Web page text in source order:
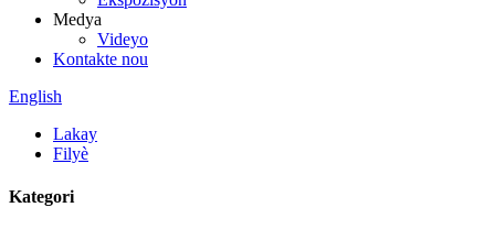
Medya
Videyo
Kontakte nou
English
Lakay
Filyè
Kategori